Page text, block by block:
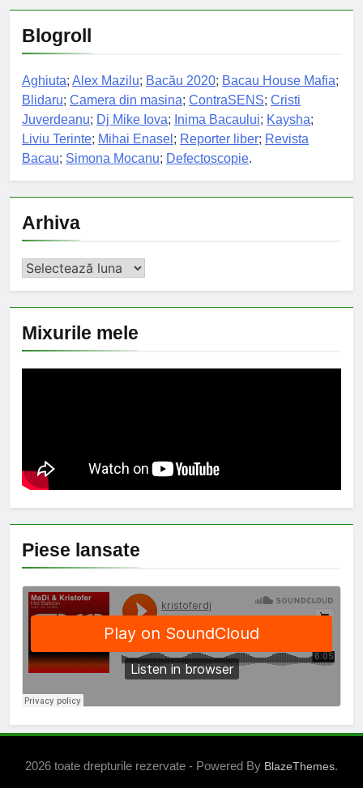
Blogroll
Aghiuta; Alex Mazilu; Bacău 2020; Bacau House Mafia;
Blidaru; Camera din masina; ContraSENS; Cristi
Juverdeanu; Dj Mike Iova; Inima Bacaului; Kaysha;
Liviu Terinte; Mihai Enasel ; Reporter liber; Revista
Bacau; Simona Mocanu; Defectoscopie.
Arhiva
Arhiva
Mixurile mele
Piese lansate
2026 toate drepturile rezervate - Powered By BlazeThemes.